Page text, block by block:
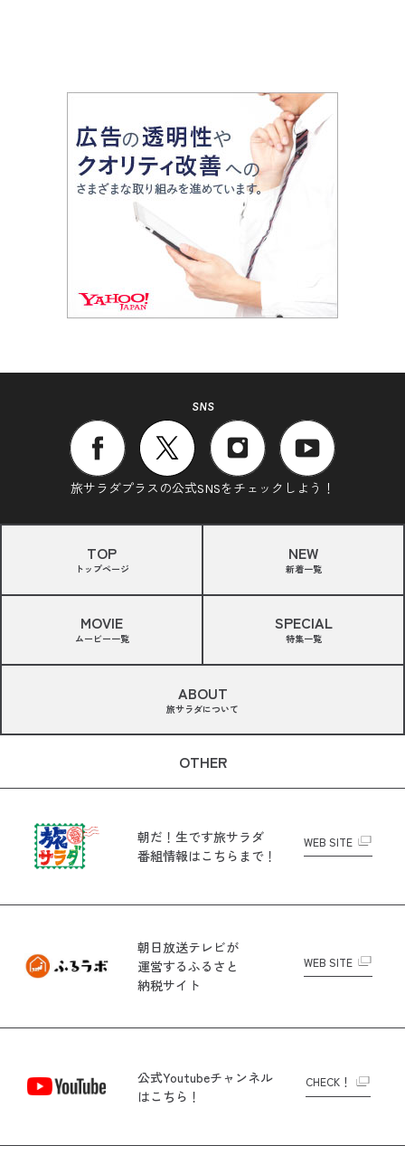
SNS
旅サラダプラスの公式SNSをチェックしよう！
TOP
トップページ
NEW
新着一覧
MOVIE
ムービー一覧
SPECIAL
特集一覧
ABOUT
旅サラダについて
OTHER
朝だ！生です旅サラダ
番組情報はこちらまで！
WEB SITE
朝日放送テレビが
運営するふるさと
納税サイト
WEB SITE
公式Youtubeチャンネル
はこちら！
CHECK！